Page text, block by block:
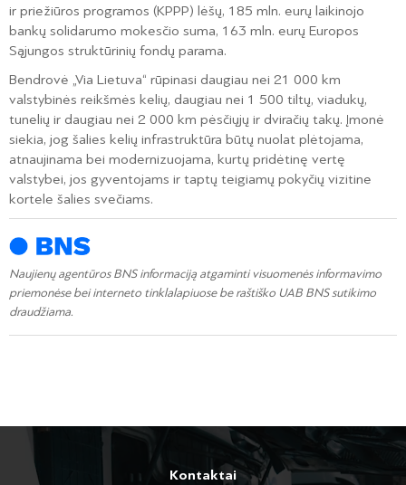
ir priežiūros programos (KPPP) lėšų, 185 mln. eurų laikinojo
bankų solidarumo mokesčio suma, 163 mln. eurų Europos
Sąjungos struktūrinių fondų parama.
Bendrovė „Via Lietuva“ rūpinasi daugiau nei 21 000 km
valstybinės reikšmės kelių, daugiau nei 1 500 tiltų, viadukų,
tunelių ir daugiau nei 2 000 km pėsčiųjų ir dviračių takų. Įmonė
siekia, jog šalies kelių infrastruktūra būtų nuolat plėtojama,
atnaujinama bei modernizuojama, kurtų pridėtinę vertę
valstybei, jos gyventojams ir taptų teigiamų pokyčių vizitine
kortele šalies svečiams.
Naujienų agentūros BNS informaciją atgaminti visuomenės informavimo
priemonėse bei interneto tinklalapiuose be raštiško UAB BNS sutikimo
draudžiama.
Kontaktai